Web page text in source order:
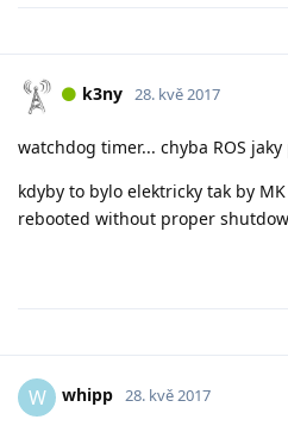
k3ny 28. kvě 2017
watchdog timer... chyba ROS jaky
kdyby to bylo elektricky tak by
rebooted without proper
W whipp 28. kvě 2017